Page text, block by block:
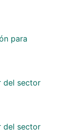
para
del sector
del sector